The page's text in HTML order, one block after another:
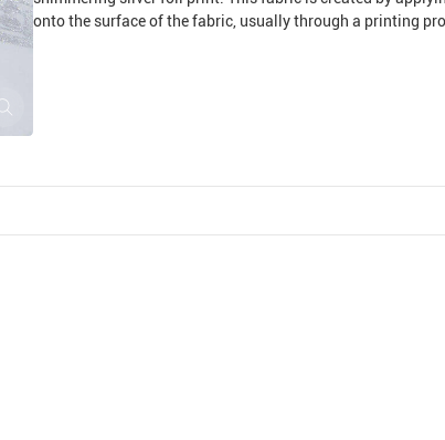
onto the surface of the fabric, usually through a printing